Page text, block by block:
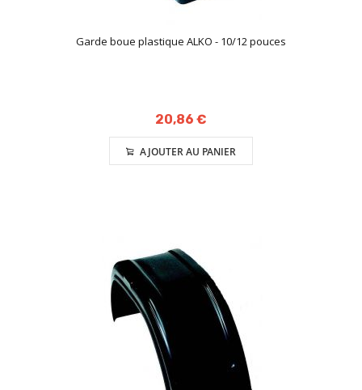
Garde boue plastique ALKO - 10/12 pouces
20,86 €
AJOUTER AU PANIER